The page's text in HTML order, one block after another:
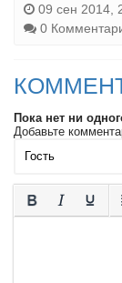
09 сен 2014,
0
Пока нет ни
Добавьте